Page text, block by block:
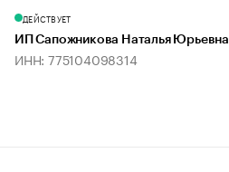
ДЕЙСТВУЕТ
ИП Сапожникова Наталья Юрьевна
ИНН: 775104098314